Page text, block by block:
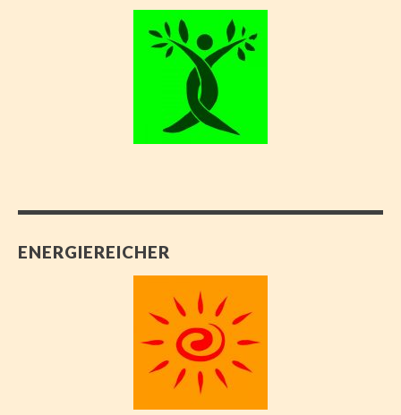
ENERGIEREICHER